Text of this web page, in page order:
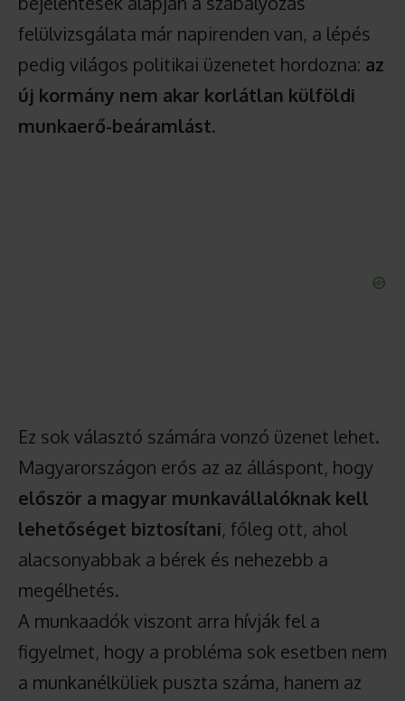
felülvizsgálata már napirenden van, a lépés
pedig világos politikai üzenetet hordozna: az
új kormány nem akar korlátlan külföldi
munkaerő-beáramlást.
Ez sok választó számára vonzó üzenet lehet.
Magyarországon erős az az álláspont, hogy
először a magyar munkavállalóknak kell
lehetőséget biztosítani, főleg ott, ahol
alacsonyabbak a bérek és nehezebb a
megélhetés.
A munkaadók viszont arra hívják fel a
figyelmet, hogy a probléma sok esetben nem
a munkanélküliek puszta száma, hanem az